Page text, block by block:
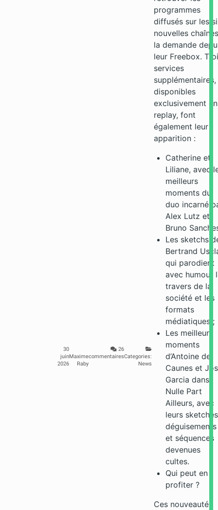
30
juin
2026
Maxime
Raby
26
commentairesCategories:
News
programmes
diffusés sur les
nouvelles
la demande
leur Freebox.
services
supplémentaires,
disponibles
exclusivement en
replay, font
également leur
apparition :
Catherine et
Liliane, avec
meilleurs
moments du
duo incarné
Alex Lutz et
Bruno
Les sketchs
Bertrand
qui parodient
avec humour
travers de la
société et les
formats
médiatiques ;
Les meilleurs
moments
d’Antoine de
Caunes et
Garcia dans
Nulle Part
Ailleurs, avec
leurs
déguisements
et séquences
devenues
cultes.
Qui peut en
profiter ?
Ces nouveautés